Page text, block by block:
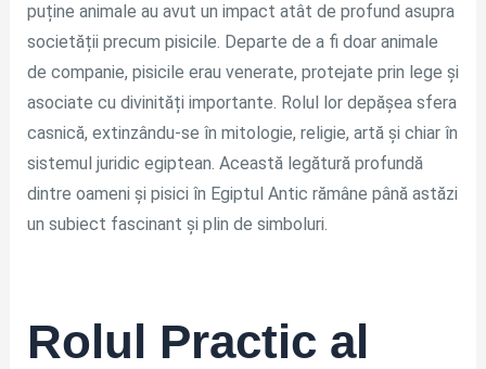
puține animale au avut un impact atât de profund asupra
societății precum pisicile. Departe de a fi doar animale
de companie, pisicile erau venerate, protejate prin lege și
asociate cu divinități importante. Rolul lor depășea sfera
casnică, extinzându-se în mitologie, religie, artă și chiar în
sistemul juridic egiptean. Această legătură profundă
dintre oameni și pisici în Egiptul Antic rămâne până astăzi
un subiect fascinant și plin de simboluri.
Rolul Practic al